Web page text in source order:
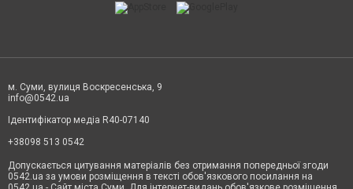
м. Суми, вулиця Воскресенська, 9
info@0542.ua
Ідентифікатор медіа R40-07140
+38098 513 0542
Допускається цитування матеріалів без отримання попередньої згоди
0542.ua за умови розміщення в тексті обов'язкового посилання на